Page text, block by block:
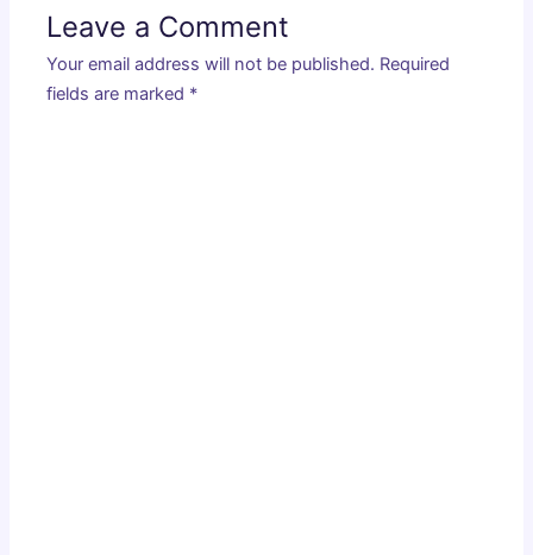
Leave a Comment
Your email address will not be published. Required
fields are marked *